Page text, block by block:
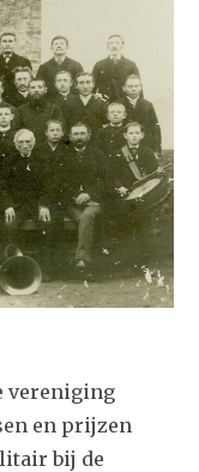
vereniging
en prijzen
bij de